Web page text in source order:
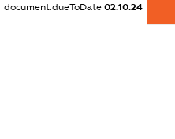
XXXXXXXXXX
document.dueToDate 02.10.24